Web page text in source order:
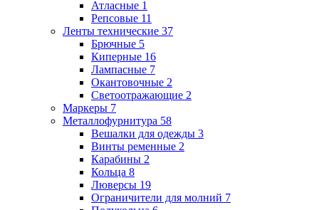
Атласные 1
Репсовые 11
Ленты технические 37
Брючные 5
Киперные 16
Лампасные 7
Окантовочные 2
Светоотражающие 2
Маркеры 7
Металлофурнитура 58
Вешалки для одежды 3
Винты ременные 2
Карабины 2
Кольца 8
Люверсы 19
Ограничители для молний 7